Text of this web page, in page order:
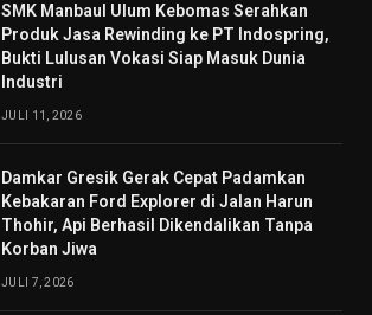
SMK Manbaul Ulum Kebomas Serahkan
Produk Jasa Rewinding ke PT Indospring,
Bukti Lulusan Vokasi Siap Masuk Dunia
Industri
JULI 11, 2026
Damkar Gresik Gerak Cepat Padamkan
Kebakaran Ford Explorer di Jalan Harun
Thohir, Api Berhasil Dikendalikan Tanpa
Korban Jiwa
JULI 7, 2026